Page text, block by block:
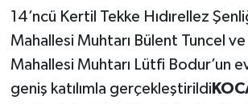
14’ncü Kertil Tekke Hıdırellez
Mahallesi Muhtarı Bülent Tuncel ve
Mahallesi Muhtarı Lütfi Bodur’un
geniş katılımla gerçekleştirildi